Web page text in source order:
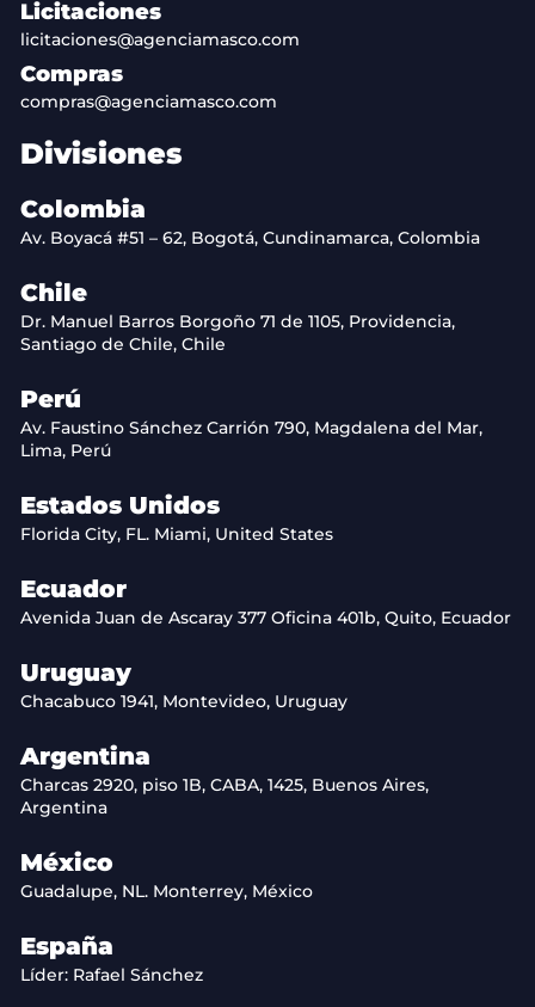
Licitaciones
licitaciones@agenciamasco.com
Compras
compras@agenciamasco.com
Divisiones
Colombia
Av. Boyacá #51 – 62, Bogotá, Cundinamarca, Colombia
Chile
Dr. Manuel Barros Borgoño 71 de 1105, Providencia,
Santiago de Chile, Chile
Perú
Av. Faustino Sánchez Carrión 790, Magdalena del Mar,
Lima, Perú
Estados Unidos
Florida City, FL. Miami, United States
Ecuador
Avenida Juan de Ascaray 377 Oficina 401b, Quito, Ecuador
Uruguay
Chacabuco 1941, Montevideo, Uruguay
Argentina
Charcas 2920, piso 1B, CABA, 1425, Buenos Aires,
Argentina
México
Guadalupe, NL. Monterrey, México
España
Líder: Rafael Sánchez